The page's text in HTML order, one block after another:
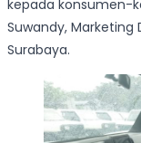
kepada konsumen-
Suwandy, Marketing
Surabaya.